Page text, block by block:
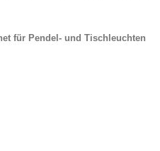
für Pendel- und Tischleuchten